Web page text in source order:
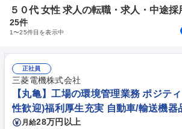
５０代 女性 求人の転職・求人・中途採
25件
1〜25件目を表示中
正社員
三菱電機株式会社
【丸亀】工場の環境管理業務 ポジテ
性歓迎)福利厚生充実 自動車/輸送機器
月給28万円以上